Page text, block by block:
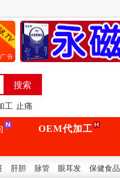
广告
工 止痛
OEM代加工
肝胆 脉管 眼耳发 保健食品